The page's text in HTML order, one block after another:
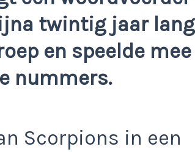
twintig jaar lang
en speelde mee
nummers.
Scorpions in een